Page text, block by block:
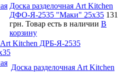
Доска разделочная Art Kitchen
ДФО-Я-2535 "Маки" 25х35 131
грн. Товар есть в наличии В
корзину
Art Kitchen ДРБ-Я-2535
Доска разделочная Art Kitchen